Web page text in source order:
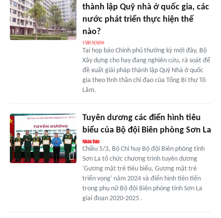
thành lập Quỹ nhà ở quốc gia, các
nước phát triển thực hiện thế
nào?
Tại họp báo Chính phủ thường kỳ mới đây, Bộ
Xây dựng cho hay đang nghiên cứu, rà soát để
đề xuất giải pháp thành lập Quỹ Nhà ở quốc
gia theo tinh thần chỉ đạo của Tổng Bí thư Tô
Lâm.
Tuyên dương các điển hình tiêu
biểu của Bộ đội Biên phòng Sơn La
Chiều 5/3, Bộ Chỉ huy Bộ đội Biên phòng tỉnh
Sơn La tổ chức chương trình tuyên dương
'Gương mặt trẻ tiêu biểu, Gương mặt trẻ
triển vọng' năm 2024 và điển hình tiên tiến
trong phụ nữ Bộ đội Biên phòng tỉnh Sơn La
giai đoạn 2020-2025 .